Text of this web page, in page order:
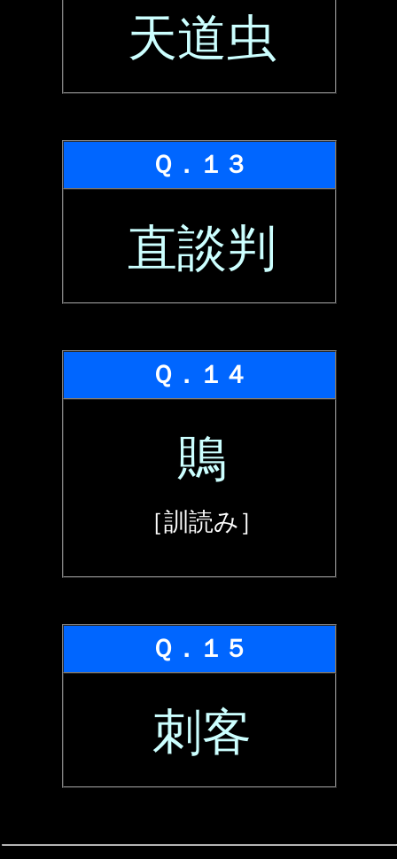
天道虫
Ｑ．１３
直談判
Ｑ．１４
鵙
［訓読み］
Ｑ．１５
刺客